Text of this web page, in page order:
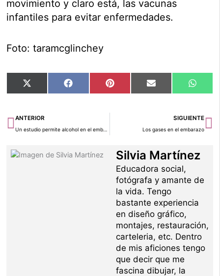
movimiento y claro está, las vacunas
infantiles para evitar enfermedades.
Foto: taramcglinchey
Compartir
en
X
(Twitter)
Compartir
en
Facebook Compartir
en
Pinterest Compartir
en
Email
en
Ant
ANTERIOR
Un estudio permite alcohol en el embarazo
SIGUIENTE
Los gases en el embarazo
Silvia Martínez
Educadora social,
fotógrafa y amante de
la vida. Tengo
bastante experiencia
en diseño gráfico,
montajes, restauración,
carteleria, etc. Dentro
de mis aficiones tengo
que decir que me
fascina dibujar, la